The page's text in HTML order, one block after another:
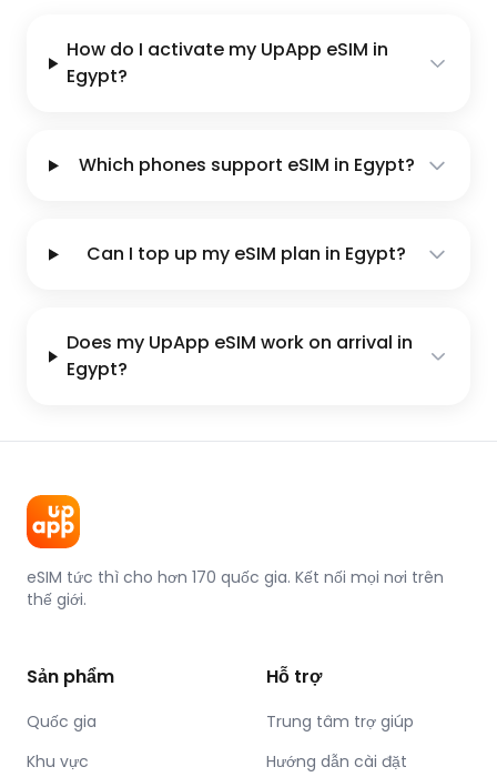
How do I activate my UpApp eSIM in
Egypt?
Which phones support eSIM in Egypt?
Can I top up my eSIM plan in Egypt?
Does my UpApp eSIM work on arrival in
Egypt?
eSIM tức thì cho hơn 170 quốc gia. Kết nối mọi nơi trên
thế giới.
Sản phẩm
Quốc gia
Khu vực
Hỗ trợ
Trung tâm trợ giúp
Hướng dẫn cài đặt